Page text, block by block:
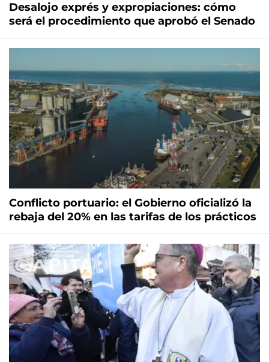
Desalojo exprés y expropiaciones: cómo
será el procedimiento que aprobó el Senado
Conflicto portuario: el Gobierno oficializó la
rebaja del 20% en las tarifas de los prácticos